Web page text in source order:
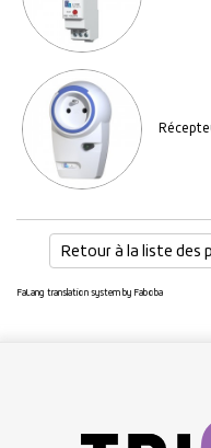
Retour à la liste des
FaLang translation system by Faboba